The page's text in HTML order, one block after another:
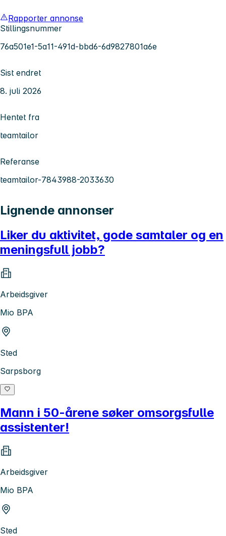
Rapporter annonse
Stillingsnummer
76a501e1-5a11-491d-bbd6-6d9827801a6e
Sist endret
8. juli 2026
Hentet fra
teamtailor
Referanse
teamtailor-7843988-2033630
Lignende annonser
Liker du aktivitet, gode samtaler og en
meningsfull jobb?
Arbeidsgiver
Mio BPA
Sted
Sarpsborg
Mann i 50-årene søker omsorgsfulle
assistenter!
Arbeidsgiver
Mio BPA
Sted